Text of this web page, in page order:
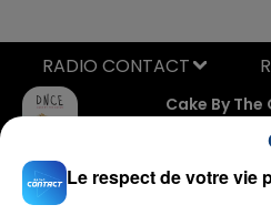
Cake By The
DNCE
Le respect de votre vie